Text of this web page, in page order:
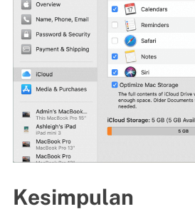
Kesimpulan